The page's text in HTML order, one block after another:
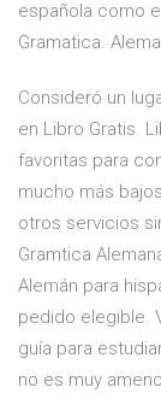
española como
Gramatica.
Consideró un
en Libro Gratis.
favoritas para
mucho más
otros servicios
Gramtica
Alemán para
pedido elegible.
guía para
no es muy